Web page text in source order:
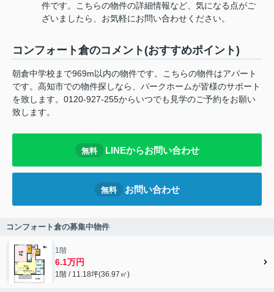
件です。こちらの物件の詳細情報など、気になる点がご
ざいましたら、お気軽にお問い合わせください。
コンフォート倉のコメント(おすすめポイント)
朝倉中学校まで969m以内の物件です。こちらの物件はアパート
です。高知市での物件探しなら、パークホームが皆様のサポート
を致します。0120-927-255からいつでも見学のご予約をお願い
致します。
無料 LINEからお問い合わせ
無料 お問い合わせ
コンフォート倉の募集中物件
1階
6.1万円
1階 / 11.18坪(36.97㎡)